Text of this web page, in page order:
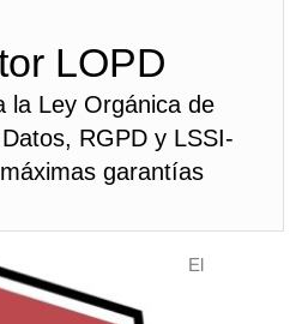
LOPD
la Ley Orgánica de
RGPD y LSSI-
garantías
El